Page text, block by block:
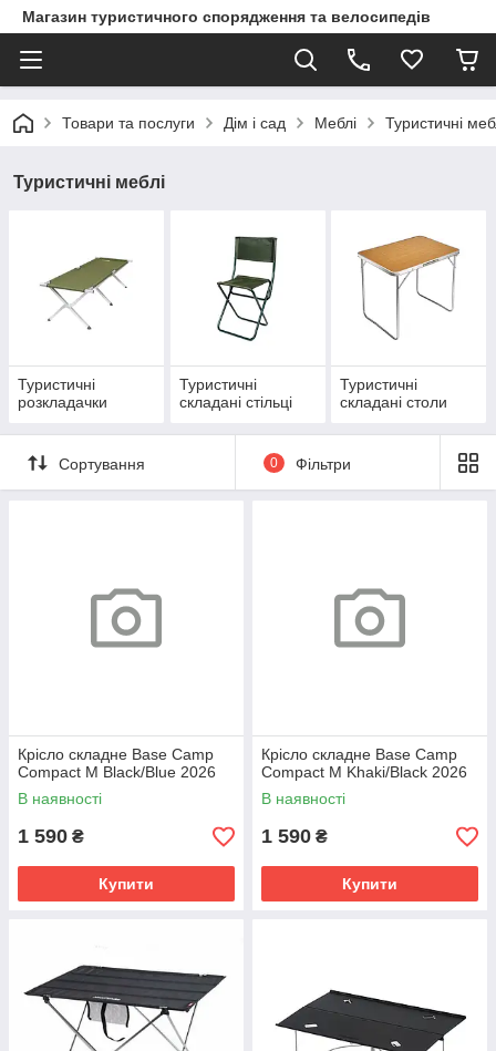
Магазин туристичного спорядження та велосипедів
Товари та послуги Дім і сад Меблі Туристичні
Туристичні меблі
Туристичні
розкладачки
Туристичні
складані стільці
Туристичні
складані столи
Сортування 0 Фільтри
Крісло складне Base Camp
Compact M Black/Blue 2026
В наявності
1 590 ₴
Купити
Крісло складне Base Camp
Compact M Khaki/Black 2026
В наявності
1 590 ₴
Купити